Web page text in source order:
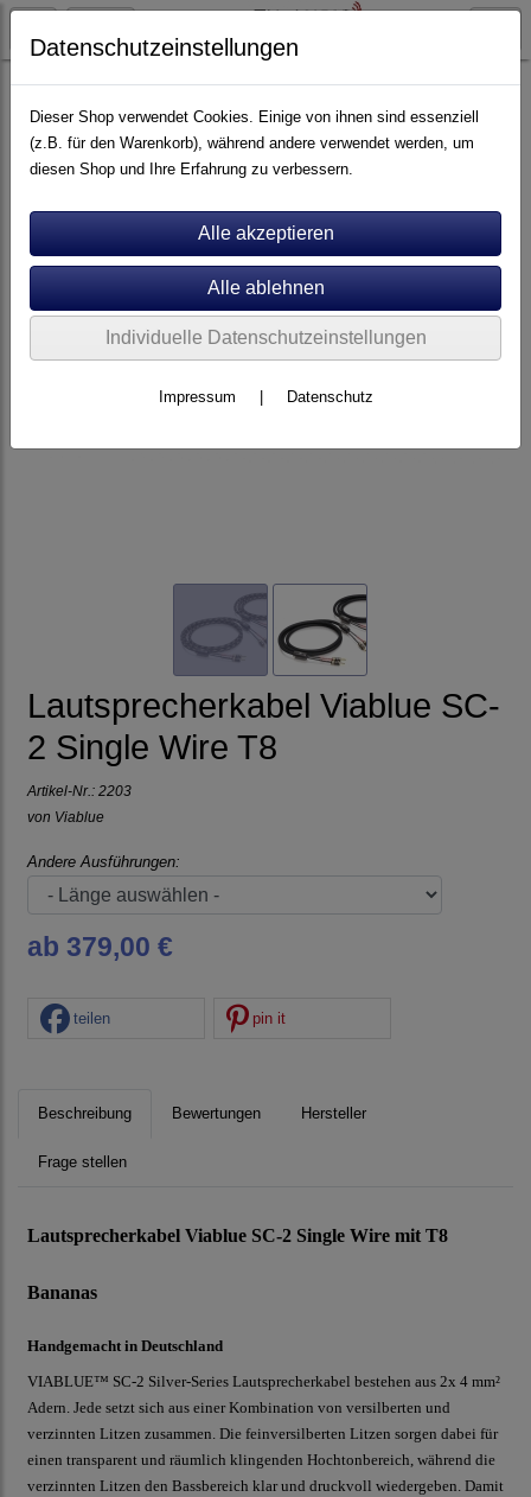
Artikel nach Marken P - Z Viablue
Lautsprecherkabel Viablue SC-
2 Single Wire T8
Artikel-Nr.: 2203
von Viablue
Andere Ausführungen:
ab 379,00 €
teilen pin it
Beschreibung Bewertungen Hersteller
Frage stellen
Lautsprecherkabel Viablue SC-2 Single Wire mit T8
Bananas
Handgemacht in Deutschland
VIABLUE™ SC-2 Silver-Series Lautsprecherkabel bestehen aus 2x 4 mm²
Adern. Jede setzt sich aus einer Kombination von versilberten und
verzinnten Litzen zusammen. Die feinversilberten Litzen sorgen dabei für
einen transparent und räumlich klingenden Hochtonbereich, während die
verzinnten Litzen den Bassbereich klar und druckvoll wiedergeben. Damit
Datenschutzeinstellungen
Dieser Shop verwendet Cookies. Einige von ihnen sind essenziell
(z.B. für den Warenkorb), während andere verwendet werden, um
diesen Shop und Ihre Erfahrung zu verbessern.
Individuelle Datenschutzeinstellungen
Impressum Datenschutz